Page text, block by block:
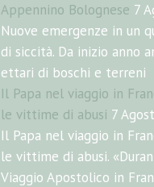
Appennino Bolognese 7
Nuove emergenze in un
di siccità. Da inizio anno
ettari di boschi e terreni
Il Papa nel viaggio in
le vittime di abusi 7
Il Papa nel viaggio in
le vittime di abusi.
Viaggio Apostolico in